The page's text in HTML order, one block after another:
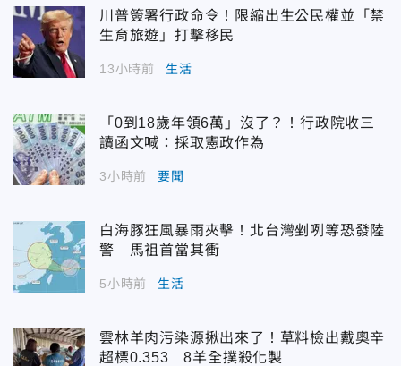
川普簽署行政命令！限縮出生公民權並「禁
生育旅遊」打擊移民
13小時前 生活
「0到18歲年領6萬」沒了？！行政院收三
讀函文喊：採取憲政作為
3小時前 要聞
白海豚狂風暴雨夾擊！北台灣剉咧等恐發陸
警 馬祖首當其衝
5小時前 生活
雲林羊肉污染源揪出來了！草料檢出戴奧辛
超標0.353 8羊全撲殺化製